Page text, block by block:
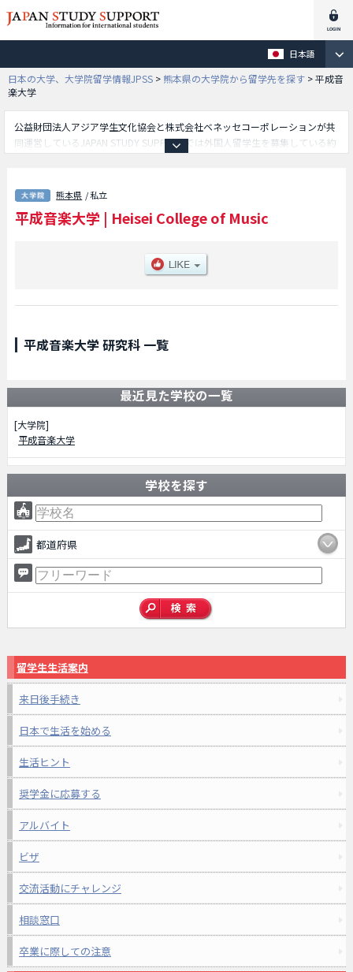
日本語
日本の大学、大学院留学情報JPSS >熊本県の大学院から留学先を探す >平成音
楽大学
公益財団法人アジア学生文化協会と株式会社ベネッセコーポレーションが共
同運営しているJAPAN STUDY SUPPORTでは外国人留学生を募集している約
報や、募集定員や合格者数など入試情報、施設案内、アクセスなど外国人留
学生に必要な情報を掲載しているので是非ご利用ください。
熊本県 / 私立
平成音楽大学 | Heisei College of Music
平成音楽大学 研究科 一覧
最近見た学校の一覧
[大学院]
平成音楽大学
学校を探す
都道府県
留学生生活案内
来日後手続き
日本で生活を始める
生活ヒント
奨学金に応募する
アルバイト
ビザ
交流活動にチャレンジ
相談窓口
卒業に際しての注意